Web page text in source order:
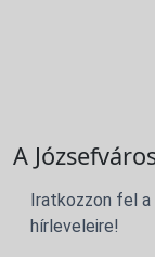
A
Iratkozzon fel a
hírleveleire!